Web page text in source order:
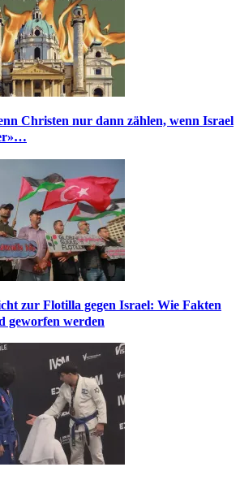
Christen nur dann zählen, wenn Israel
zur Flotilla gegen Israel: Wie Fakten
geworfen werden